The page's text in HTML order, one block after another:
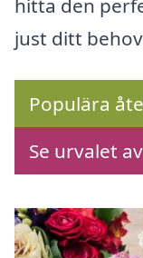
hitta den
just ditt
Populära
Se urvalet